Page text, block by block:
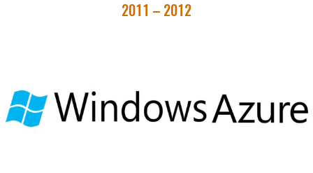
2011 – 2012